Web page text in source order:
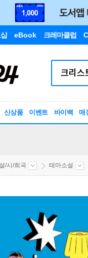
eBook 크레마클럽
신상품 이벤트 바이백 매
/시/희곡 테마소설